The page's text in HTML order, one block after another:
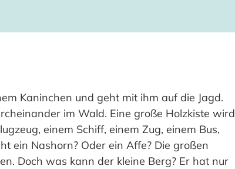
Kaninchen und geht mit ihm auf die Jagd.
im Wald. Eine große Holzkiste wird
einem Schiff, einem Zug, einem Bus,
ein Nashorn? Oder ein Affe? Die großen
Doch was kann der kleine Berg? Er hat nur